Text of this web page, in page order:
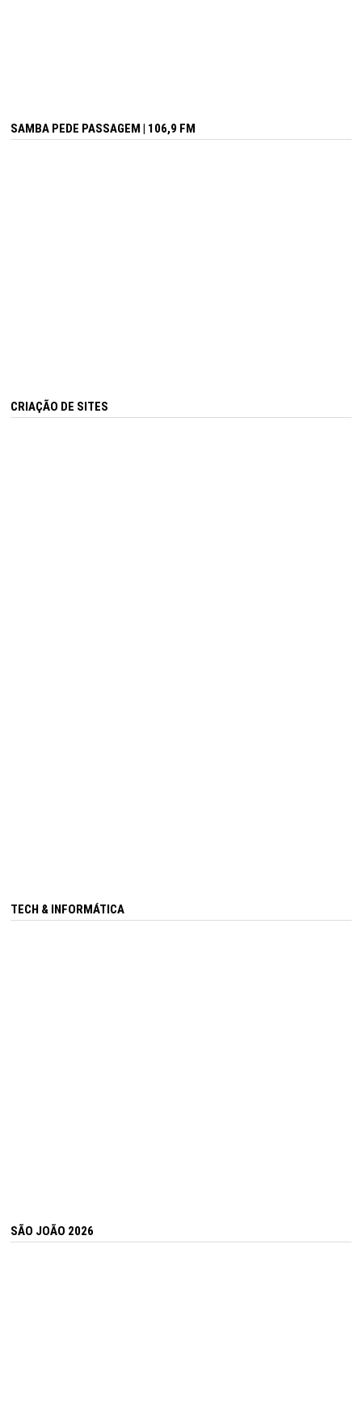
SAMBA PEDE PASSAGEM | 106,9 FM
CRIAÇÃO DE SITES
TECH & INFORMÁTICA
SÃO JOÃO 2026